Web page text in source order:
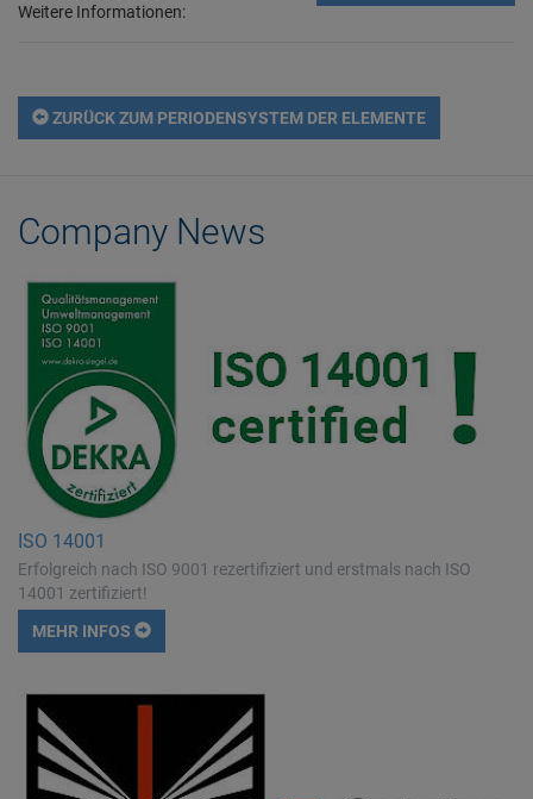
Weitere Informationen:
ZURÜCK ZUM PERIODENSYSTEM DER ELEMENTE
Company News
ISO 14001
Erfolgreich nach ISO 9001 rezertifiziert und erstmals nach ISO
14001 zertifiziert!
MEHR INFOS